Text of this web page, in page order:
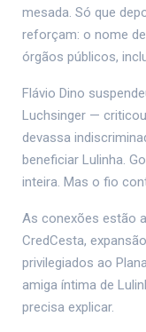
mesada. Só que
reforçam: o nome
órgãos públicos,
Flávio Dino
Luchsinger —
devassa
beneficiar Lulinha.
inteira. Mas o fio
As conexões estão
CredCesta,
privilegiados ao
amiga íntima de
precisa explicar.